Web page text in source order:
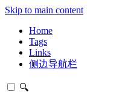
Skip to main content
Home
Tags
Links
侧边导航栏
🔍